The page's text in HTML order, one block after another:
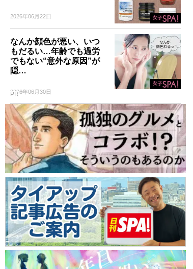
2026年06月22日
なんか顔色が悪い、いつ
もだるい…年齢でも過労
でもない“意外な原因”が
隠…
2026年06月30日
PR